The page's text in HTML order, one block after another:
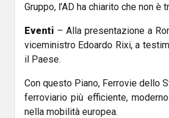
Gruppo, l’AD ha chiarito che non è
Eventi – Alla presentazione a
viceministro Edoardo Rixi, a
il Paese.
Con questo Piano, Ferrovie dello
ferroviario più efficiente,
nella mobilità europea.